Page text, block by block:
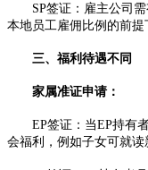
SP签证：雇主公司需
本地员工雇佣比例的前提
三、福利待遇不同​
家属准证申请：​
EP签证：当EP持有者
会福利，例如子女可就读